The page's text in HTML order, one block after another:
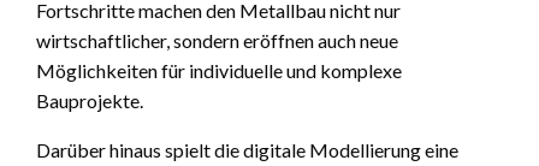
Fortschritte machen den Metallbau nicht nur
wirtschaftlicher, sondern eröffnen auch neue
Möglichkeiten für individuelle und komplexe
Bauprojekte.
Darüber hinaus spielt die digitale Modellierung eine